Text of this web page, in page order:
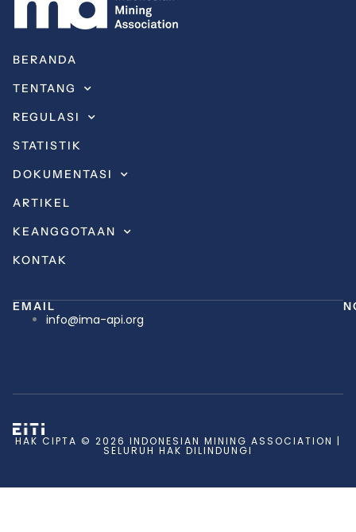
BERANDA
TENTANG
REGULASI
STATISTIK
DOKUMENTASI
ARTIKEL
KEANGGOTAAN
KONTAK
EMAIL
info@ima-api.org
HAK CIPTA © 2026 INDONESIAN MINING ASSOCIATION |
SELURUH HAK DILINDUNGI